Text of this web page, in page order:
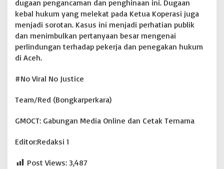
dugaan pengancaman dan penghinaan ini. Dugaan
kebal hukum yang melekat pada Ketua Koperasi juga
menjadi sorotan. Kasus ini menjadi perhatian publik
dan menimbulkan pertanyaan besar mengenai
perlindungan terhadap pekerja dan penegakan hukum
di Aceh.
#No Viral No Justice
Team/Red (Bongkarperkara)
GMOCT: Gabungan Media Online dan Cetak Ternama
Editor:Redaksi 1
Post Views: 3,487